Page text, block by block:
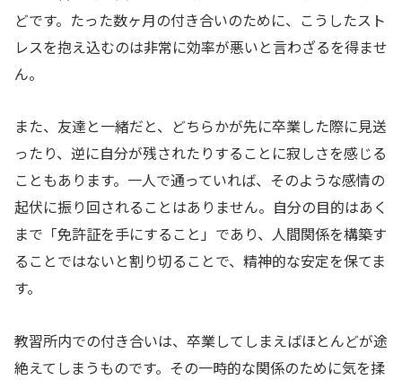
どです。たった数ヶ月の付き合いのために、こうしたスト
レスを抱え込むのは非常に効率が悪いと言わざるを得ませ
ん。
また、友達と一緒だと、どちらかが先に卒業した際に見送
ったり、逆に自分が残されたりすることに寂しさを感じる
こともあります。一人で通っていれば、そのような感情の
起伏に振り回されることはありません。自分の目的はあく
まで「免許証を手にすること」であり、人間関係を構築す
ることではないと割り切ることで、精神的な安定を保てま
す。
教習所内での付き合いは、卒業してしまえばほとんどが途
絶えてしまうものです。その一時的な関係のために気を揉